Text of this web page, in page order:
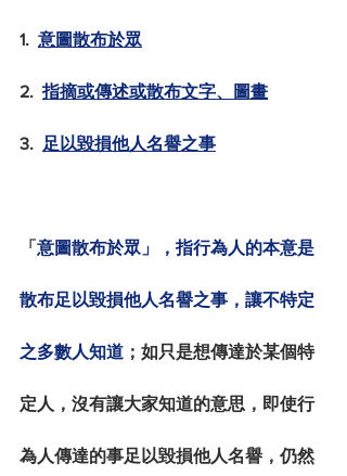
1. 意圖散布於眾
2. 指摘或傳述或散布文字、圖畫
3. 足以毀損他人名譽之事
「 意圖散布於眾」，指行為人的本意是
散布足以毀損他人名譽之事，讓不特定
之多數人知道 ；如只是想傳達於某個特
定人，沒有讓大家知道的意思，即使行
為人傳達的事足以毀損他人名譽，仍然